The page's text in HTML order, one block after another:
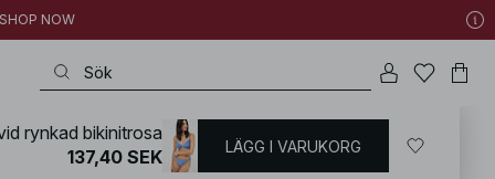
NOW
Badkläder / Bikini / Bikininederdelar
rynkad bikinitrosa
137,40 SEK
LÄGG I VARUKORG